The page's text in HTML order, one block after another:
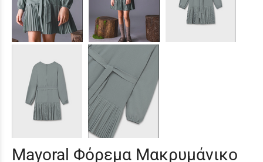
Mayoral Φόρεμα Μακρυμάνικο